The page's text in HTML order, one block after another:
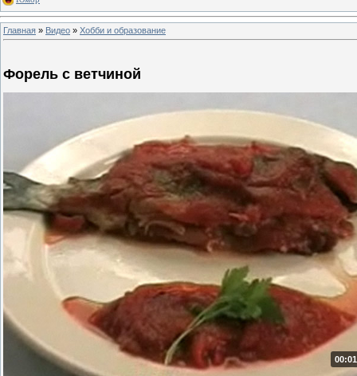
Главная » Видео » Хобби и образование
Форель с ветчиной